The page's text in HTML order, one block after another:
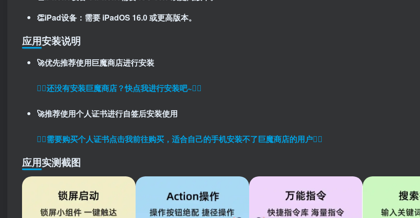
👏iPad设备：需要 iPadOS 16.0 或更高版本。
应用安装说明
🚀优先推荐使用巨魔商店进行安装
👉🏼还没有安装巨魔商店？快点我进行安装吧~👈🏼
🚀推荐使用个人证书进行自签后安装使用
👉🏼需要购买个人证书点击我前往购买，适合自己的手机安装不了巨魔商店的用户👈🏼
应用实测截图